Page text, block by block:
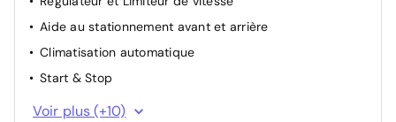
Aide au stationnement avant et arrière
Climatisation automatique
Start & Stop
Direction Assistée électrique
Voir plus (+10)